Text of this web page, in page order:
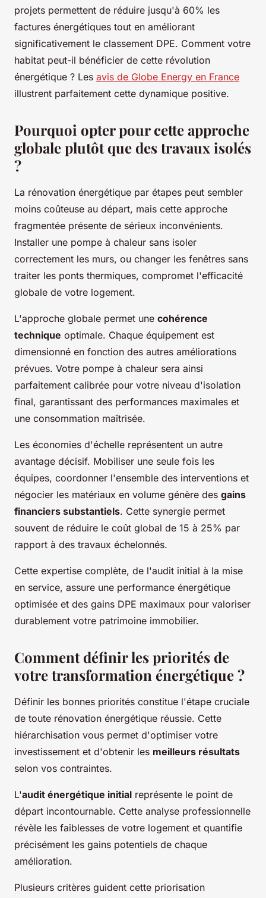
projets permettent de réduire jusqu'à 60% les
factures énergétiques tout en améliorant
significativement le classement DPE. Comment votre
habitat peut-il bénéficier de cette révolution
énergétique ? Les avis de Globe Energy en France
illustrent parfaitement cette dynamique positive.
Pourquoi opter pour cette approche
globale plutôt que des travaux isolés
?
La rénovation énergétique par étapes peut sembler
moins coûteuse au départ, mais cette approche
fragmentée présente de sérieux inconvénients.
Installer une pompe à chaleur sans isoler
correctement les murs, ou changer les fenêtres sans
traiter les ponts thermiques, compromet l'efficacité
globale de votre logement.
L'approche globale permet une cohérence
technique optimale. Chaque équipement est
dimensionné en fonction des autres améliorations
prévues. Votre pompe à chaleur sera ainsi
parfaitement calibrée pour votre niveau d'isolation
final, garantissant des performances maximales et
une consommation maîtrisée.
Les économies d'échelle représentent un autre
avantage décisif. Mobiliser une seule fois les
équipes, coordonner l'ensemble des interventions et
négocier les matériaux en volume génère des gains
financiers substantiels. Cette synergie permet
souvent de réduire le coût global de 15 à 25% par
rapport à des travaux échelonnés.
Cette expertise complète, de l'audit initial à la mise
en service, assure une performance énergétique
optimisée et des gains DPE maximaux pour valoriser
durablement votre patrimoine immobilier.
Comment définir les priorités de
votre transformation énergétique ?
Définir les bonnes priorités constitue l'étape cruciale
de toute rénovation énergétique réussie. Cette
hiérarchisation vous permet d'optimiser votre
investissement et d'obtenir les meilleurs résultats
selon vos contraintes.
L'audit énergétique initial représente le point de
départ incontournable. Cette analyse professionnelle
révèle les faiblesses de votre logement et quantifie
précisément les gains potentiels de chaque
amélioration.
Plusieurs critères guident cette priorisation